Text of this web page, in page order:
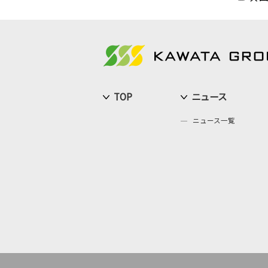
TOP ニュース
ニュース一覧